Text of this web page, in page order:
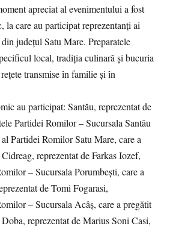
apreciat al evenimentului a fost
la care au participat reprezentanți ai
județul Satu Mare. Preparatele
local, tradiția culinară și bucuria
transmise în familie și în
au participat: Santău, reprezentat de
Partidei Romilor – Sucursala Santău
Partidei Romilor Satu Mare, care a
reprezentat de Farkas Iozef,
– Sucursala Porumbești, care a
de Tomi Fogarasi,
– Sucursala Acâș, care a pregătit
reprezentat de Marius Soni Casi,